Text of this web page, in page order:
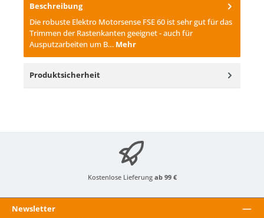
Beschreibung
Die robuste Elektro Motorsense FSE 60 ist sehr gut für das
Trimmen der Rastenkanten geeignet - auch für
Ausputzarbeiten um B… Mehr
Produktsicherheit
Kostenlose Lieferung ab 99 €
Newsletter